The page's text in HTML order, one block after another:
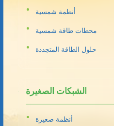
أنظمة شمسية
محطات طاقة شمسية
حلول الطاقة المتجددة
الشبكات الصغيرة
أنظمة صغيرة